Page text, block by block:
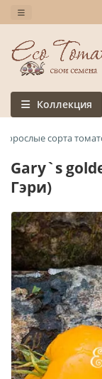
Коллекция
сорта
Gary`s
Гэри)